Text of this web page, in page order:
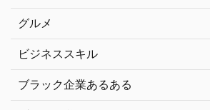
グルメ
ビジネススキル
ブラック企業あるある